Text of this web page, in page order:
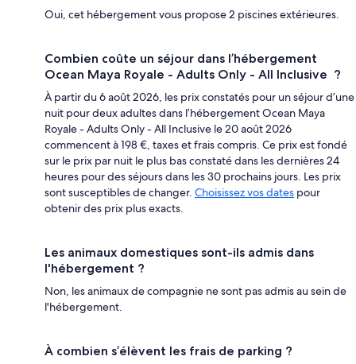
Oui, cet hébergement vous propose 2 piscines extérieures.
Combien coûte un séjour dans l’hébergement
Ocean Maya Royale - Adults Only - All Inclusive ?
À partir du 6 août 2026, les prix constatés pour un séjour d’une
nuit pour deux adultes dans l’hébergement Ocean Maya
Royale - Adults Only - All Inclusive le 20 août 2026
commencent à 198 €, taxes et frais compris. Ce prix est fondé
sur le prix par nuit le plus bas constaté dans les dernières 24
heures pour des séjours dans les 30 prochains jours. Les prix
sont susceptibles de changer. Choisissez vos dates pour
obtenir des prix plus exacts.
Les animaux domestiques sont-ils admis dans
l'hébergement ?
Non, les animaux de compagnie ne sont pas admis au sein de
l'hébergement.
À combien s’élèvent les frais de parking ?